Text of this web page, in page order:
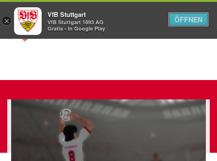
Menü
×
VfB Stuttgart
VfB Stuttgart 1893 AG
Gratis - In Google Play
ÖFFNEN